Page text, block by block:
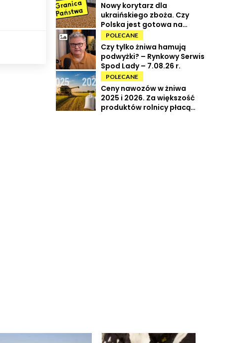
Nowy korytarz dla
ukraińskiego zboża. Czy
Polska jest gotowa na
powrót tranzytu?
POLECANE
Czy tylko żniwa hamują
podwyżki? – Rynkowy Serwis
Spod Lady – 7.08.26 r.
POLECANE
Ceny nawozów w żniwa
2025 i 2026. Za większość
produktów rolnicy płacą